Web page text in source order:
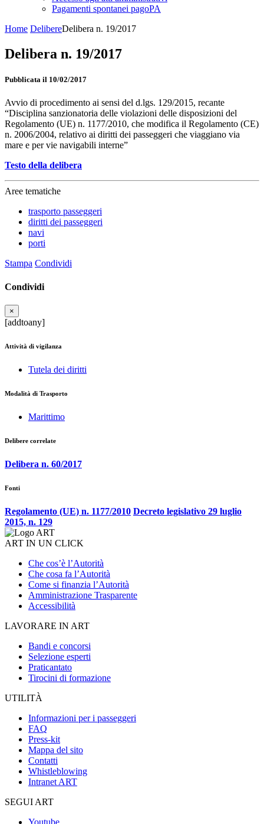
Pagamenti spontanei pagoPA
Home DelibereDelibera n. 19/2017
Delibera n. 19/2017
Pubblicata il 10/02/2017
Avvio di procedimento ai sensi del d.lgs. 129/2015, recante
“Disciplina sanzionatoria delle violazioni delle disposizioni del
Regolamento (UE) n. 1177/2010, che modifica il Regolamento (CE)
n. 2006/2004, relativo ai diritti dei passeggeri che viaggiano via
mare e per vie navigabili interne”
Testo della delibera
Aree tematiche
trasporto passeggeri
diritti dei passeggeri
navi
porti
Stampa Condividi
Condividi
×
[addtoany]
Attività di vigilanza
Tutela dei diritti
Modalità di Trasporto
Marittimo
Delibere correlate
Delibera n. 60/2017
Fonti
Regolamento (UE) n. 1177/2010 Decreto legislativo 29 luglio
2015, n. 129
ART IN UN CLICK
Che cos’è l’Autorità
Che cosa fa l’Autorità
Come si finanzia l’Autorità
Amministrazione Trasparente
Accessibilità
LAVORARE IN ART
Bandi e concorsi
Selezione esperti
Praticantato
Tirocini di formazione
UTILITÀ
Informazioni per i passeggeri
FAQ
Press-kit
Mappa del sito
Contatti
Whistleblowing
Intranet ART
SEGUI ART
Youtube